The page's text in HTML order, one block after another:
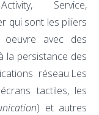
Service,
qui sont les piliers
avec des
la persistance des
réseau.Les
tactiles, les
) et autres